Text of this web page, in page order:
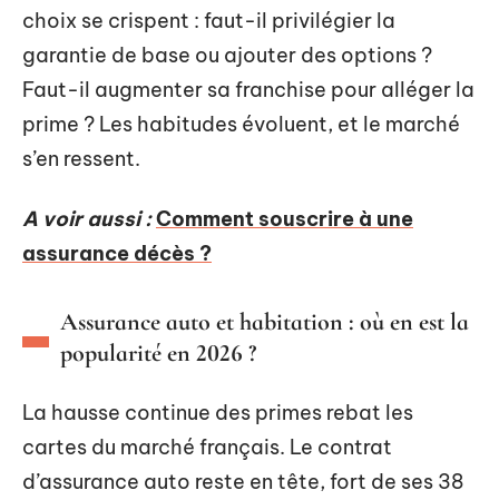
choix se crispent : faut-il privilégier la
garantie de base ou ajouter des options ?
Faut-il augmenter sa franchise pour alléger la
prime ? Les habitudes évoluent, et le marché
s’en ressent.
A voir aussi :Comment souscrire à une
assurance décès ?
Assurance auto et habitation : où en est la
popularité en 2026 ?
La hausse continue des primes rebat les
cartes du marché français. Le contrat
d’assurance auto reste en tête, fort de ses 38